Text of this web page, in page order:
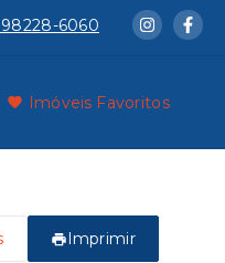
98228-6060
Imóveis Favoritos
Imprimir